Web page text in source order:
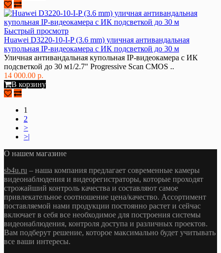
Быстрый просмотр
Huawei D3220-10-I-P (3.6 mm) уличная антивандальная
купольная IP-видеокамера с ИК подсветкой до 30 м
Уличная антивандальная купольная IP-видеокамера с ИК
подсветкой до 30 м1/2.7" Progressive Scan CMOS ..
14 000.00 р.
В корзину
1
2
>
>|
О нашем магазине
sb4u.ru – наша компания предлагает современные камеры
видеонаблюдения и видеорегистраторы, которые проходят
строжайший контроль качества и составляют самое
привлекательное соотношение цена/качество. Ассортимент
поставляемой нами продукции постоянно растет и сейчас
включает в себя все необходимое для построения системы
видеонаблюдения, контроля доступа и различных проектов.
Вам подберут решение, которое максимально будет учитывать
все ваши интересы.